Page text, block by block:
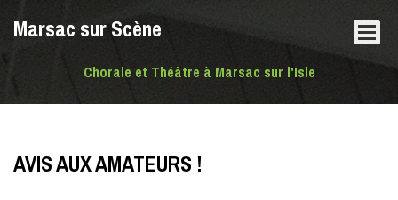
Marsac sur Scène
Chorale et Théâtre à Marsac sur l'Isle
AVIS AUX AMATEURS !